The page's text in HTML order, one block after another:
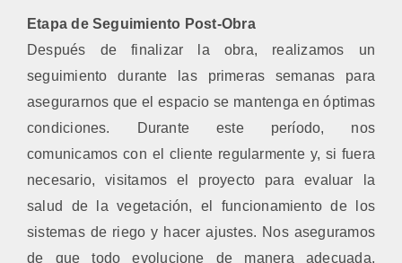
Etapa de Seguimiento Post-Obra
Después de finalizar la obra, realizamos un
seguimiento durante las primeras semanas para
asegurarnos que el espacio se mantenga en óptimas
condiciones. Durante este período, nos
comunicamos con el cliente regularmente y, si fuera
necesario, visitamos el proyecto para evaluar la
salud de la vegetación, el funcionamiento de los
sistemas de riego y hacer ajustes. Nos aseguramos
de que todo evolucione de manera adecuada,